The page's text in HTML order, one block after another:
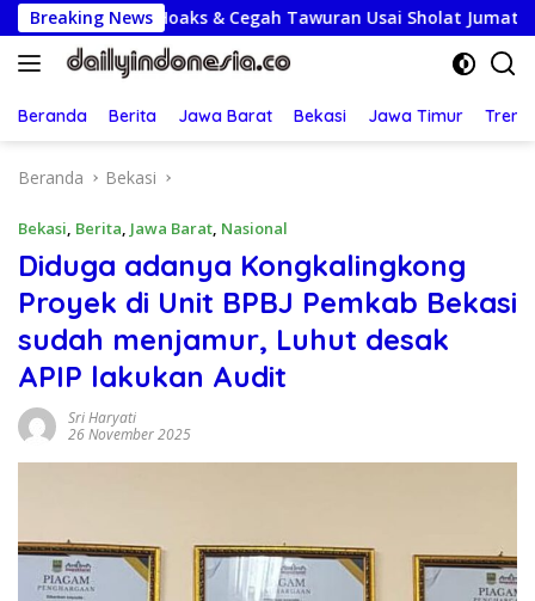
Langsung
ke
konten
Breaking News
Hoaks & Cegah Tawuran Usai Sholat Jumat Lepas
Beranda Berita Jawa Barat Bekasi Jawa Timur
Beranda Bekasi
Bekasi, Berita, Jawa Barat, Nasional
Diduga adanya Kongkalingkong
Proyek di Unit BPBJ Pemkab Bekasi
sudah menjamur, Luhut desak
APIP lakukan Audit
Sri Haryati
26 November 2025